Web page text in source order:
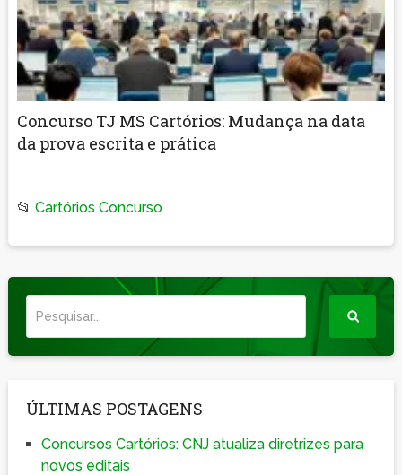
Concurso TJ MS Cartórios: Mudança na data
da prova escrita e prática
📂 Cartórios Concurso
ÚLTIMAS POSTAGENS
Concursos Cartórios: CNJ atualiza diretrizes para
novos editais